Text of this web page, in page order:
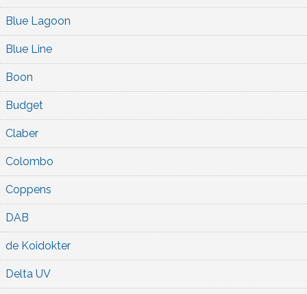
Blue Lagoon
Blue Line
Boon
Budget
Claber
Colombo
Coppens
DAB
de Koidokter
Delta UV